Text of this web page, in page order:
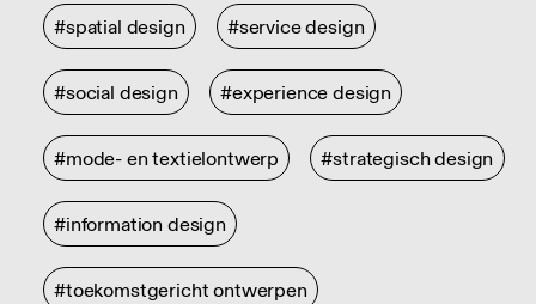
#spatial design #service design
#social design #experience design
#mode- en textielontwerp #strategisch design
#information design
#toekomstgericht ontwerpen